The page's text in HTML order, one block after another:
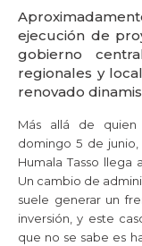
ejecución de
gobierno
regionales y
renovado
Más allá de
domingo 5 de
Humala Tasso llega
Un cambio de
suele generar un
inversión, y este
que no se sabe es